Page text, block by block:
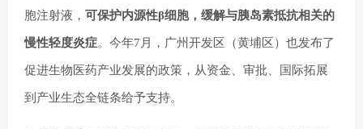
胞注射液， 可保护内源性β细胞，缓解与胰岛素抵抗相关的
慢性轻度炎症。今年7月，广州开发区（黄埔区）也发布了
促进生物医药产业发展的政策，从资金、审批、国际拓展
到产业生态全链条给予支持。